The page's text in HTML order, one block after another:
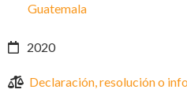
Guatemala
2020
Declaración, resolución o